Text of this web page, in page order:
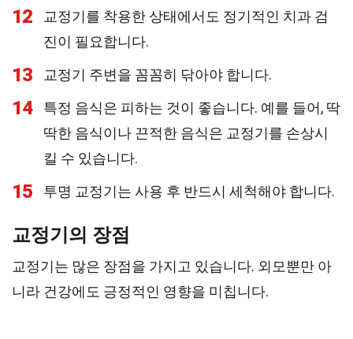
12
교정기를 착용한 상태에서도 정기적인 치과 검
진이 필요합니다.
13 교정기 주변을 꼼꼼히 닦아야 합니다.
14
특정 음식은 피하는 것이 좋습니다. 예를 들어, 딱
딱한 음식이나 끈적한 음식은 교정기를 손상시
킬 수 있습니다.
15 투명 교정기는 사용 후 반드시 세척해야 합니다.
교정기의 장점
교정기는 많은 장점을 가지고 있습니다. 외모뿐만 아
니라 건강에도 긍정적인 영향을 미칩니다.